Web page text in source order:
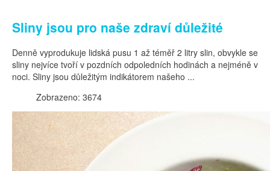
Sliny jsou pro naše zdraví důležité
Denně vyprodukuje lidská pusu 1 až téměř 2 litry slin, obvykle se
sliny nejvíce tvoří v pozdních odpoledních hodinách a nejméně v
noci. Sliny jsou důležitým indikátorem našeho ...
Zobrazeno: 3674